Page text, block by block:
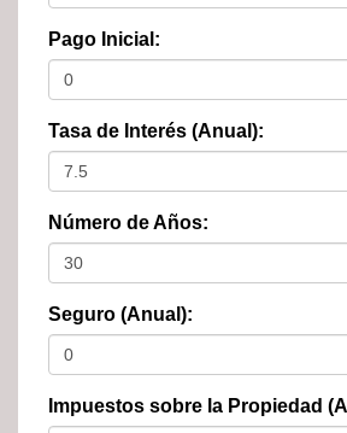
Pago Inicial:
Tasa de Interés (Anual):
Número de Años:
Seguro (Anual):
Impuestos sobre la Propiedad